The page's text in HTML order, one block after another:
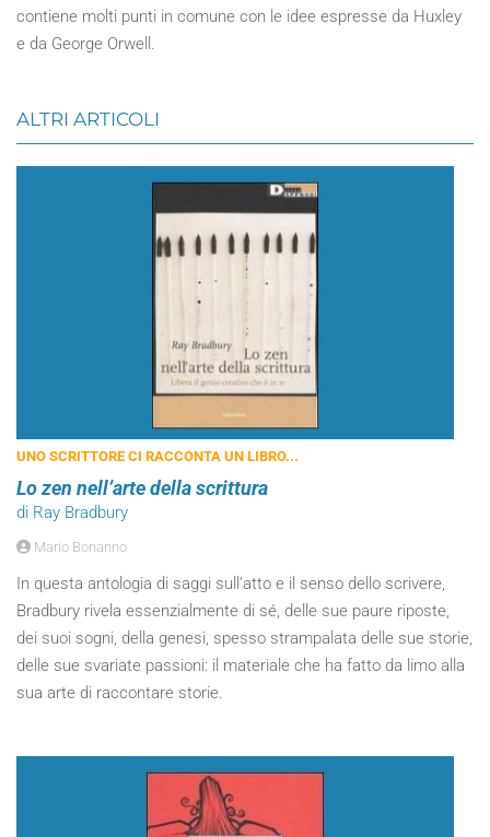
contiene molti punti in comune con le idee espresse da Huxley
e da George Orwell.
ALTRI ARTICOLI
UNO SCRITTORE CI RACCONTA UN LIBRO...
Lo zen nell’arte della scrittura
di Ray Bradbury
Mario Bonanno
In questa antologia di saggi sull’atto e il senso dello scrivere,
Bradbury rivela essenzialmente di sé, delle sue paure riposte,
dei suoi sogni, della genesi, spesso strampalata delle sue storie,
delle sue svariate passioni: il materiale che ha fatto da limo alla
sua arte di raccontare storie.